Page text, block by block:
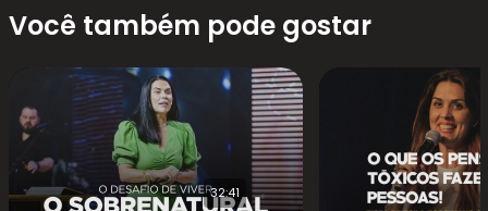
Você também pode gostar
32:41